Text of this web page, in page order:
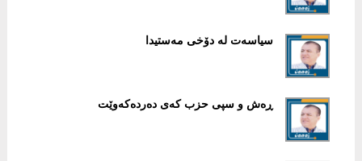
سیاسەت لە دۆخی مەستیدا
ڕەش و سپی حزب کەی دەردەکەوێت